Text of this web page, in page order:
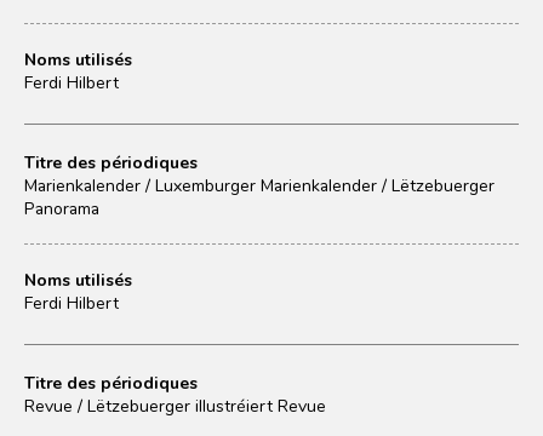
Noms utilisés
Ferdi Hilbert
Titre des périodiques
Marienkalender / Luxemburger Marienkalender / Lëtzebuerger
Panorama
Noms utilisés
Ferdi Hilbert
Titre des périodiques
Revue / Lëtzebuerger illustréiert Revue